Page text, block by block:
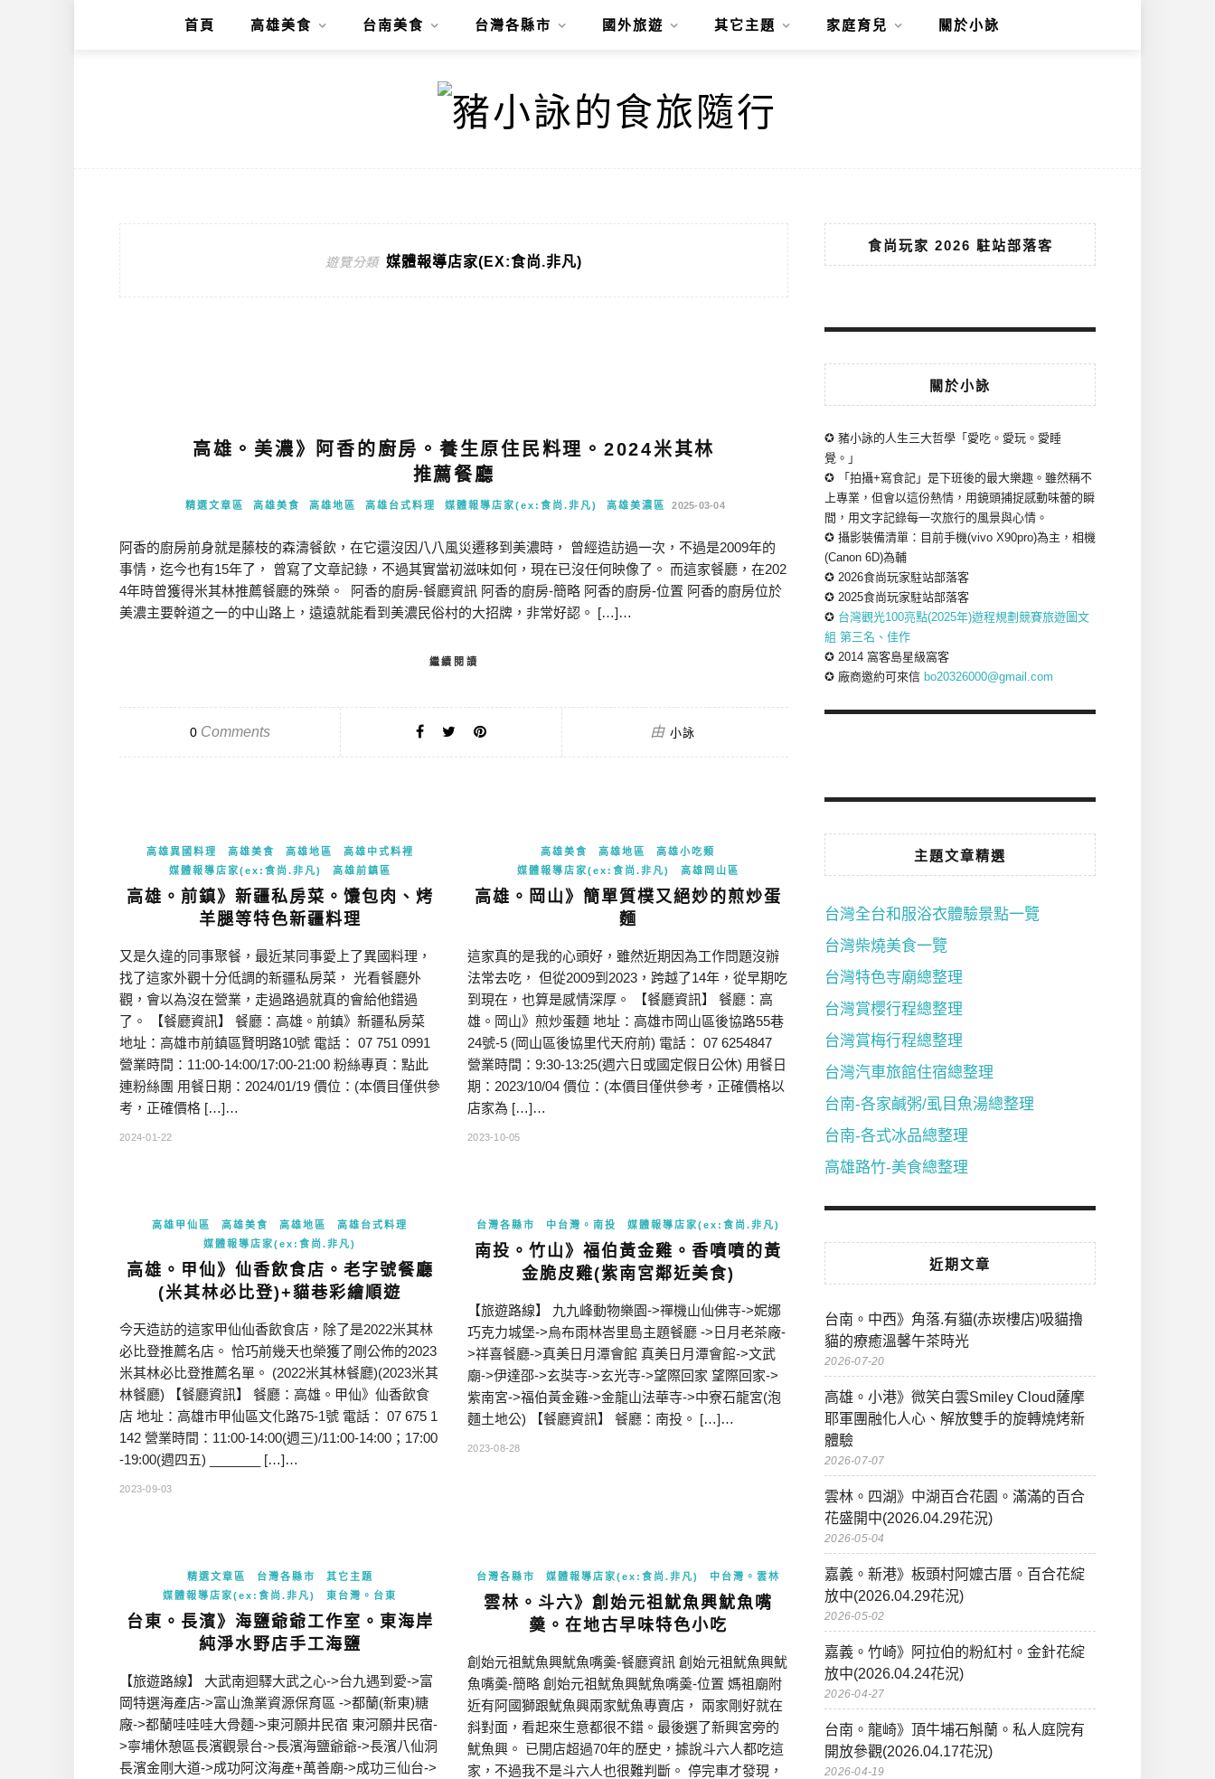
首頁 高雄美食 台南美食 台灣各縣市 國外旅遊 其它主題 家庭育兒 關於小詠
遊覽分類 媒體報導店家(EX:食尚.非凡)
高雄。美濃》阿香的廚房。養生原住民料理。2024米其林
推薦餐廳
精選文章區 高雄美食 高雄地區 高雄台式料理 媒體報導店家(ex:食尚.非凡) 高雄美濃區 2025-03-04
阿香的廚房前身就是藤枝的森濤餐飲，在它還沒因八八風災遷移到美濃時， 曾經造訪過一次，不過是2009年的
事情，迄今也有15年了， 曾寫了文章記錄，不過其實當初滋味如何，現在已沒任何映像了。 而這家餐廳，在202
4年時曾獲得米其林推薦餐廳的殊榮。 阿香的廚房-餐廳資訊 阿香的廚房-簡略 阿香的廚房-位置 阿香的廚房位於
美濃主要幹道之一的中山路上，遠遠就能看到美濃民俗村的大招牌，非常好認。 […]…
繼續閱讀
0Comments 由 小詠
高雄異國料理 高雄美食 高雄地區
高雄中式料裡
媒體報導店家(ex:食尚.非凡)
高雄前鎮區
高雄。前鎮》新疆私房菜。馕包肉、烤
羊腿等特色新疆料理
又是久違的同事聚餐，最近某同事愛上了異國料理，
找了這家外觀十分低調的新疆私房菜， 光看餐廳外
觀，會以為沒在營業，走過路過就真的會給他錯過
了。 【餐廳資訊】 餐廳：高雄。前鎮》新疆私房菜
地址：高雄市前鎮區賢明路10號 電話： 07 751 0991
營業時間：11:00-14:00/17:00-21:00 粉絲專頁：點此
連粉絲團 用餐日期：2024/01/19 價位：(本價目僅供參
考，正確價格 […]…
2024-01-22
高雄美食 高雄地區
高雄小吃類
媒體報導店家(ex:食尚.非凡)
高雄岡山區
高雄。岡山》簡單質樸又絕妙的煎炒蛋
麵
這家真的是我的心頭好，雖然近期因為工作問題沒辦
法常去吃， 但從2009到2023，跨越了14年，從早期吃
到現在，也算是感情深厚。 【餐廳資訊】 餐廳：高
雄。岡山》煎炒蛋麵 地址：高雄市岡山區後協路55巷
24號-5 (岡山區後協里代天府前) 電話： 07 6254847
營業時間：9:30-13:25(週六日或國定假日公休) 用餐日
期：2023/10/04 價位：(本價目僅供參考，正確價格以
店家為 […]…
2023-10-05
高雄甲仙區 高雄美食 高雄地區
高雄台式料理
媒體報導店家(ex:食尚.非凡)
高雄。甲仙》仙香飲食店。老字號餐廳
(米其林必比登)+貓巷彩繪順遊
今天造訪的這家甲仙仙香飲食店，除了是2022米其林
必比登推薦名店。 恰巧前幾天也榮獲了剛公佈的2023
米其林必比登推薦名單。 (2022米其林餐廳)(2023米其
林餐廳) 【餐廳資訊】 餐廳：高雄。甲仙》仙香飲食
店 地址：高雄市甲仙區文化路75-1號 電話： 07 675 1
142 營業時間：11:00-14:00(週三)/11:00-14:00；17:00
-19:00(週四五) _______ […]…
2023-09-03
台灣各縣市 中台灣。南投 媒體報導店家(ex:食尚.非凡)
南投。竹山》福伯黃金雞。香噴噴的黃
金脆皮雞(紫南宮鄰近美食)
【旅遊路線】 九九峰動物樂園->禪機山仙佛寺->妮娜
巧克力城堡->烏布雨林峇里島主題餐廳 ->日月老茶廠-
>祥喜餐廳->真美日月潭會館 真美日月潭會館->文武
廟->伊達邵->玄奘寺->玄光寺->望際回家 望際回家->
紫南宮->福伯黃金雞->金龍山法華寺->中寮石龍宮(泡
麵土地公) 【餐廳資訊】 餐廳：南投。 […]…
2023-08-28
精選文章區 台灣各縣市
其它主題
媒體報導店家(ex:食尚.非凡)
東台灣。台東
台東。長濱》海鹽爺爺工作室。東海岸
純淨水野店手工海鹽
【旅遊路線】 大武南迴驛大武之心->台九遇到愛->富
岡特選海產店->富山漁業資源保育區 ->都蘭(新東)糖
廠->都蘭哇哇哇大骨麵->東河願井民宿 東河願井民宿-
>寧埔休憩區長濱觀景台->長濱海鹽爺爺->長濱八仙洞
長濱金剛大道->成功阿汶海產+萬善廟->成功三仙台->
台灣各縣市 媒體報導店家(ex:食尚.非凡) 中台灣。雲林
雲林。斗六》創始元祖魷魚興魷魚嘴
羮。在地古早味特色小吃
創始元祖魷魚興魷魚嘴羮-餐廳資訊 創始元祖魷魚興魷
魚嘴羮-簡略 創始元祖魷魚興魷魚嘴羮-位置 媽祖廟附
近有阿國獅跟魷魚興兩家魷魚專賣店， 兩家剛好就在
斜對面，看起來生意都很不錯。最後選了新興宮旁的
魷魚興。 已開店超過70年的歷史，據說斗六人都吃這
家，不過我不是斗六人也很難判斷。 停完車才發現，
食尚玩家 2026 駐站部落客
關於小詠
✪ 豬小詠的人生三大哲學「愛吃。愛玩。愛睡
覺。」
✪ 「拍攝+寫食記」是下班後的最大樂趣。雖然稱不
上專業，但會以這份熱情，用鏡頭捕捉感動味蕾的瞬
間，用文字記錄每一次旅行的風景與心情。
✪ 攝影裝備清單：目前手機(vivo X90pro)為主，相機
(Canon 6D)為輔
✪ 2026食尚玩家駐站部落客
✪ 2025食尚玩家駐站部落客
✪ 台灣觀光100亮點(2025年)遊程規劃競賽旅遊圖文
組 第三名、佳作
✪ 2014 窩客島星級窩客
✪ 廠商邀約可來信 bo20326000@gmail.com
主題文章精選
台灣全台和服浴衣體驗景點一覽
台灣柴燒美食一覽
台灣特色寺廟總整理
台灣賞櫻行程總整理
台灣賞梅行程總整理
台灣汽車旅館住宿總整理
台南-各家鹹粥/虱目魚湯總整理
台南-各式冰品總整理
高雄路竹-美食總整理
近期文章
台南。中西》角落.有貓(赤崁樓店)吸貓擼
貓的療癒溫馨午茶時光
2026-07-20
高雄。小港》微笑白雲Smiley Cloud薩摩
耶軍團融化人心、解放雙手的旋轉燒烤新
體驗
2026-07-07
雲林。四湖》中湖百合花園。滿滿的百合
花盛開中(2026.04.29花況)
2026-05-04
嘉義。新港》板頭村阿嬤古厝。百合花綻
放中(2026.04.29花況)
2026-05-02
嘉義。竹崎》阿拉伯的粉紅村。金針花綻
放中(2026.04.24花況)
2026-04-27
台南。龍崎》頂牛埔石斛蘭。私人庭院有
開放參觀(2026.04.17花況)
2026-04-19